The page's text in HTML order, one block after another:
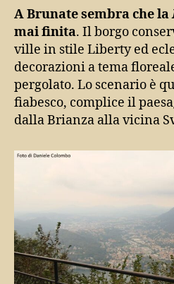
A Brunate sembra che la
mai finita. Il borgo
ville in stile Liberty ed
decorazioni a tema
pergolato. Lo scenario è
fiabesco, complice il
dalla Brianza alla vicina